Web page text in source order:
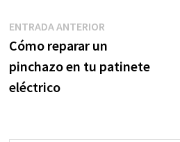
Navegación
de
entradas
ENTRADA ANTERIOREntrada
anterior:
Cómo reparar un
pinchazo en tu patinete
eléctrico